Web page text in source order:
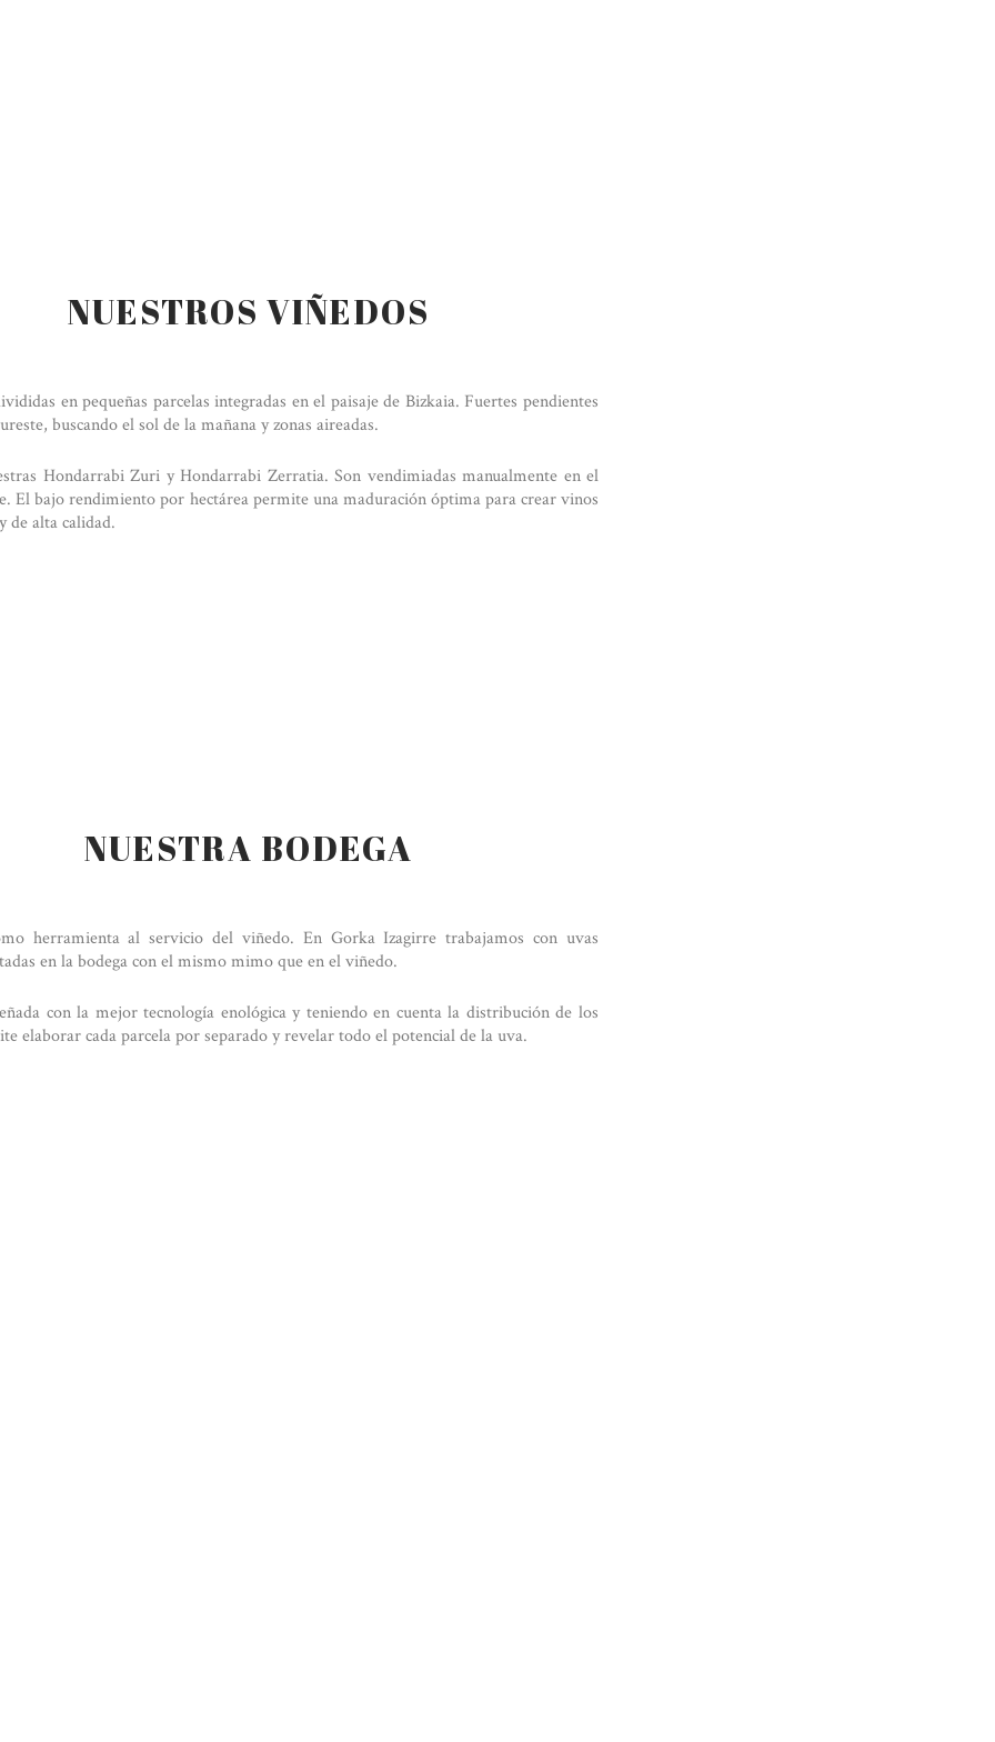
NUESTROS VIÑEDOS
en pequeñas parcelas integradas en el paisaje de Bizkaia. Fuertes pendientes
buscando el sol de la mañana y zonas aireadas.
Hondarrabi Zuri y Hondarrabi Zerratia. Son vendimiadas manualmente en el
El bajo rendimiento por hectárea permite una maduración óptima para crear vinos
de alta calidad.
NUESTRA BODEGA
herramienta al servicio del viñedo. En Gorka Izagirre trabajamos con uvas
en la bodega con el mismo mimo que en el viñedo.
con la mejor tecnología enológica y teniendo en cuenta la distribución de los
elaborar cada parcela por separado y revelar todo el potencial de la uva.